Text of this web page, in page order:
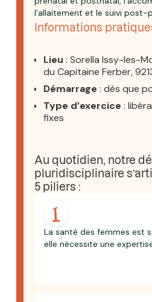
l’allaitement et le suivi post-
Informations
Lieu‎ : Sorella Issy-les-
du Capitaine Ferber,
Démarrage‎ : dès que
Type d’exercice :
fixes
Au quotidien, notre
pluridisciplinaire
5 piliers :
La santé des femmes est
elle nécessite une